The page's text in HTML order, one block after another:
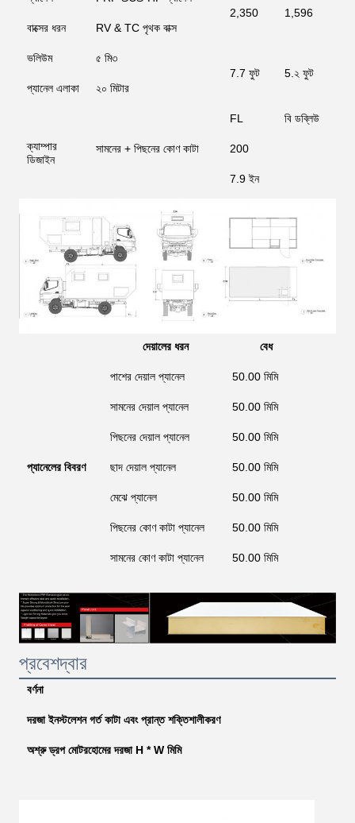
2,350
1,596
বাক্সের ধরন
RV & TC পৃথক বাক্স
ভলিউম
৫ মি৩
7.7 ফুট
5.২ ফুট
প্যানেল এলাকা
২০ মিটার
ক্যাম্পার
ডিজাইন
সামনের + পিছনের কোণ কাটা
FL বি ডব্লিউ
200
7.9 ইন
দেয়ালের ধরন বেধ
প্যানেলের বিবরণ
পাশের দেয়াল প্যানেল 50.00 মিমি
সামনের দেয়াল প্যানেল 50.00 মিমি
পিছনের দেয়াল প্যানেল 50.00 মিমি
ছাদ দেয়াল প্যানেল 50.00 মিমি
মেঝে প্যানেল 50.00 মিমি
পিছনের কোণ কাটা প্যানেল 50.00 মিমি
সামনের কোণ কাটা প্যানেল 50.00 মিমি
প্রবেশদ্বার
বর্ণনা
দরজা ইনস্টলেশন গর্ত কাটা এবং প্রান্ত শক্তিশালীকরণ
অশ্রু ড্রপ মোটরহোমের দরজা H * W মিমি